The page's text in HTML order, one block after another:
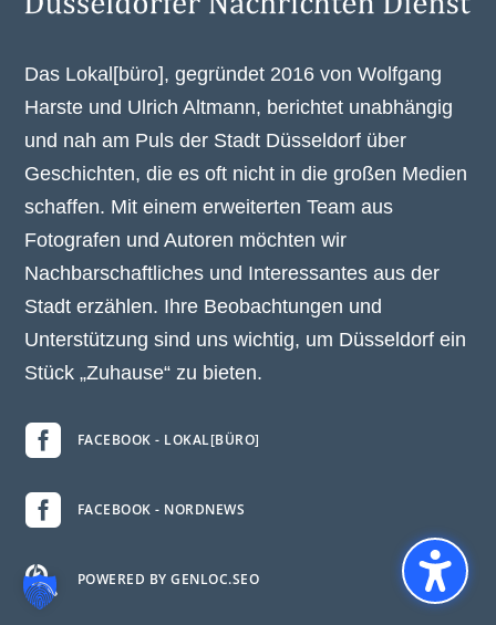
Das Lokal[büro], gegründet 2016 von Wolfgang
Harste und Ulrich Altmann, berichtet unabhängig
und nah am Puls der Stadt Düsseldorf über
Geschichten, die es oft nicht in die großen Medien
schaffen. Mit einem erweiterten Team aus
Fotografen und Autoren möchten wir
Nachbarschaftliches und Interessantes aus der
Stadt erzählen. Ihre Beobachtungen und
Unterstützung sind uns wichtig, um Düsseldorf ein
Stück „Zuhause“ zu bieten.
 FACEBOOK - LOKAL[BÜRO]
 FACEBOOK - NORDNEWS
 POWERED BY GENLOC.SEO